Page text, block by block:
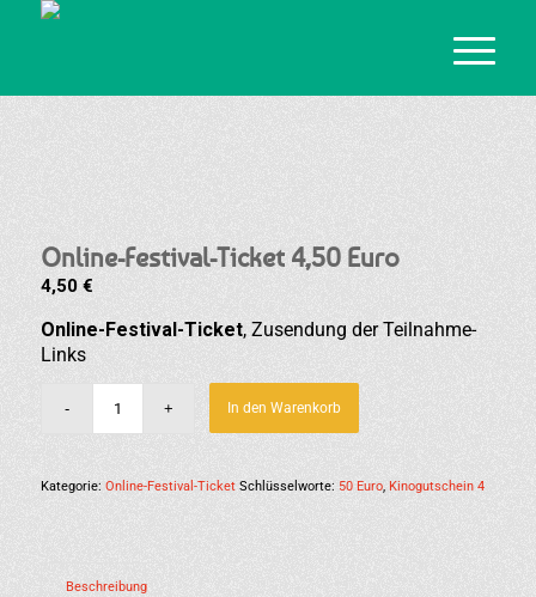
Online-Festival-Ticket 4,50 Euro
4,50 €
Online-Festival-Ticket, Zusendung der Teilnahme-
Links
In den Warenkorb
Kategorie: Online-Festival-Ticket Schlüsselworte: 50 Euro, Kinogutschein 4
Beschreibung